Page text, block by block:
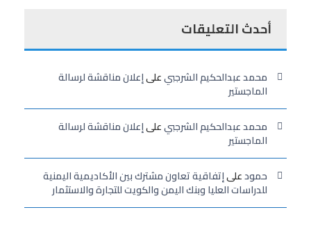
أحدث التعليقات
محمد عبدالحكيم الشرجبيعلىإعلان مناقشة لرسالة
الماجستير
محمد عبدالحكيم الشرجبيعلىإعلان مناقشة لرسالة
الماجستير
حمودعلىإتفاقية تعاون مشترك بين الأكاديمية اليمنية
للدراسات العليا وبنك اليمن والكويت للتجارة والاستثمار